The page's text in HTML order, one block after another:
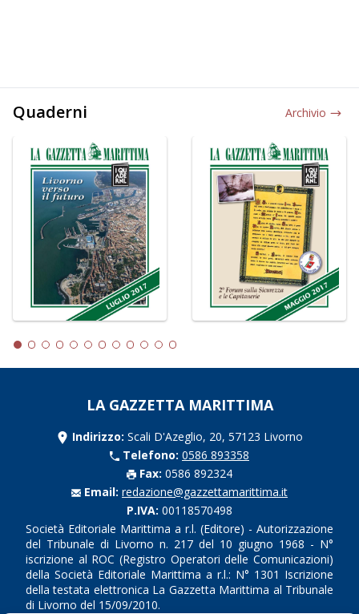
Quaderni Archivio
LA GAZZETTA MARITTIMA
Indirizzo: Scali D'Azeglio, 20, 57123 Livorno
Telefono: 0586 893358
Fax: 0586 892324
Email: redazione@gazzettamarittima.it
P.IVA: 00118570498
Società Editoriale Marittima a r.l. (Editore) - Autorizzazione
del Tribunale di Livorno n. 217 del 10 giugno 1968 - N°
iscrizione al ROC (Registro Operatori delle Comunicazioni)
della Società Editoriale Marittima a r.l.: N° 1301 Iscrizione
della testata elettronica La Gazzetta Marittima al Tribunale
di Livorno del 15/09/2010.